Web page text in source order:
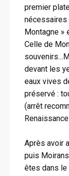
premier
nécessaires
Montagne »
Celle de
devant les
eaux vives
préservé :
(arrêt
Après avoir
puis
êtes dans le